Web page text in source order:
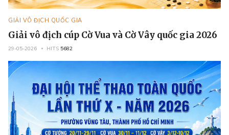
GIẢI VÔ ĐỊCH QUỐC GIA
Giải vô địch cúp Cờ Vua và Cờ Vây quốc gia 2026
29-05-2026 HITS 5682